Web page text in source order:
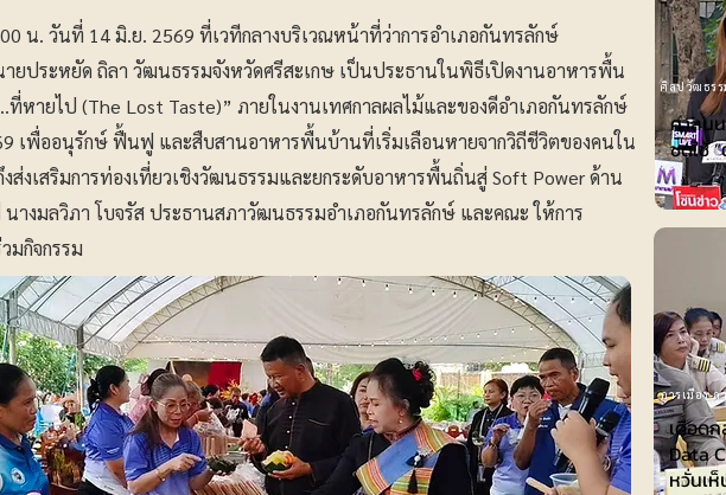
น. วันที่ 14 มิ.ย. 2569 ที่เวทีกลางบริเวณหน้าที่ว่าการอำเภอกันทรลักษ์
ายประหยัด ถิลา วัฒนธรรมจังหวัดศรีสะเกษ เป็นประธานในพิธีเปิดงานอาหารพื้น
ที่หายไป (The Lost Taste)” ภายในงานเทศกาลผลไม้และของดีอำเภอกันทรลักษ์
เพื่ออนุรักษ์ ฟื้นฟู และสืบสานอาหารพื้นบ้านที่เริ่มเลือนหายจากวิถีชีวิตของคนใน
ส่งเสริมการท่องเที่ยวเชิงวัฒนธรรมและยกระดับอาหารพื้นถิ่นสู่ Soft Power ด้าน
นางมลวิภา โบจรัส ประธานสภาวัฒนธรรมอำเภอกันทรลักษ์ และคณะ ให้การ
มกิจกรรม
ศาลน
ชดใช้
ศิลปวัฒธร
เดือดก
Data
หวั่นเห็
การเมือง-ก